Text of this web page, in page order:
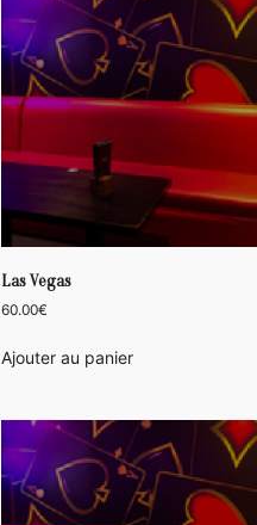
Las Vegas
60.00€
Ajouter au panier